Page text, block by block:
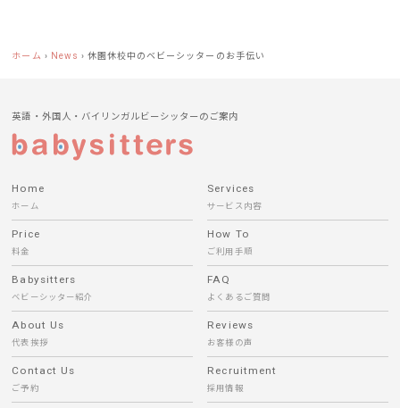
ホーム › News › 休園休校中のベビーシッターのお手伝い
英語・外国人・バイリンガルビーシッターのご案内
Home
ホーム
Services
サービス内容
Price
料金
How To
ご利用手順
Babysitters
ベビーシッター紹介
FAQ
よくあるご質問
About Us
代表挨拶
Reviews
お客様の声
Contact Us
ご予約
Recruitment
採用情報